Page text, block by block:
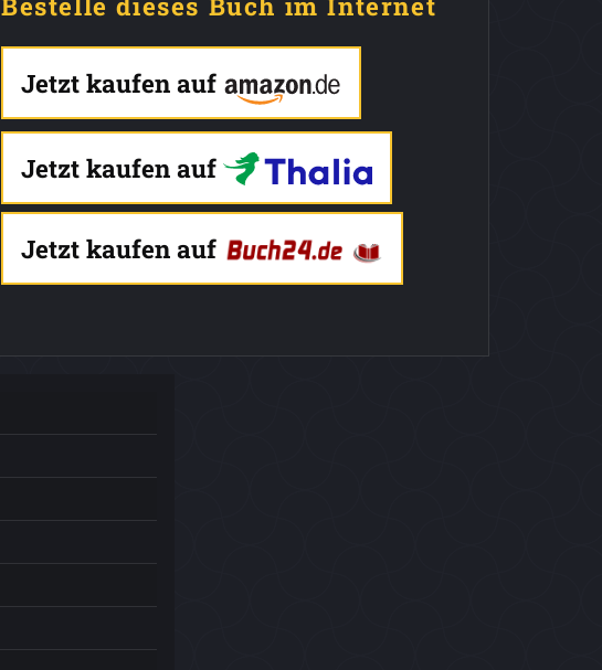
Jetzt kaufen auf
Jetzt kaufen auf
Jetzt kaufen auf